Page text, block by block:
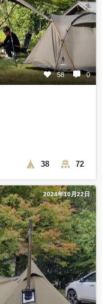
58 0
38 72
2024年10月22日